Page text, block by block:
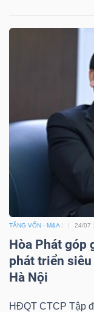
TĂNG VỐN - M&A 24/07
Hòa Phát góp
phát triển
Hà Nội
HĐQT CTCP Tập
Đào
Sách
tài
chính